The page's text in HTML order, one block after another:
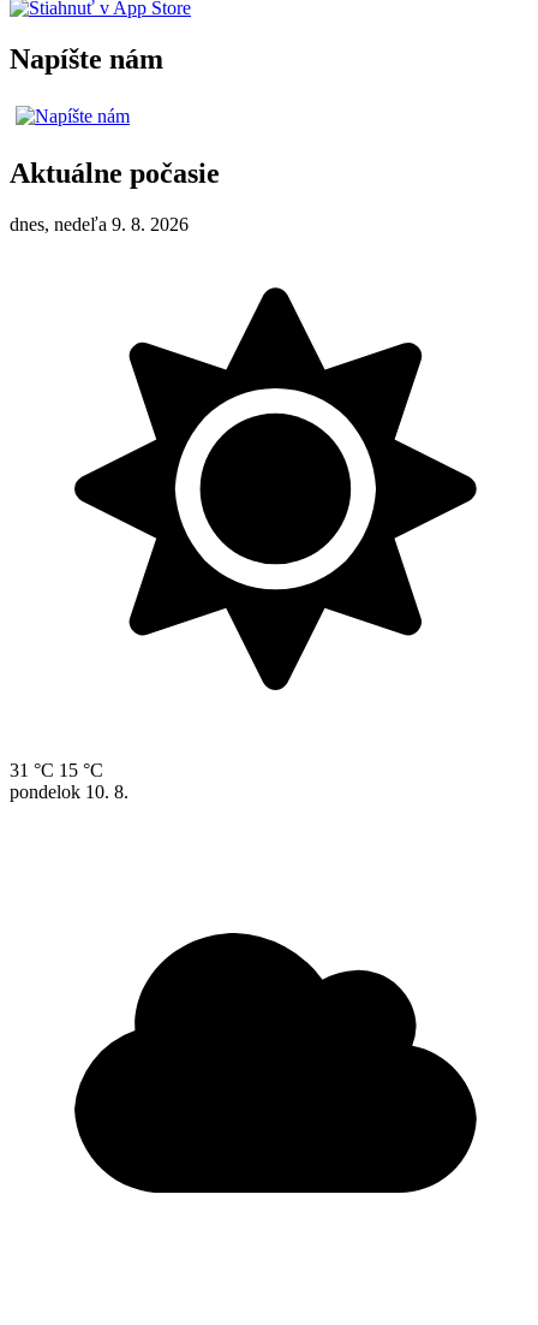
Napíšte nám
Aktuálne počasie
dnes, nedeľa 9. 8. 2026
31 °C 15 °C
pondelok 10. 8.